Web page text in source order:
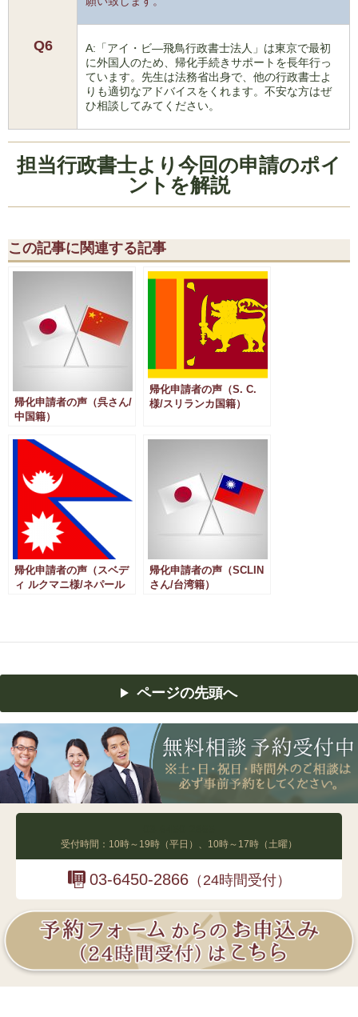
Q6
A:「アイ・ビ―飛鳥行政書士法人」は東京で最初
に外国人のため、帰化手続きサポートを長年行っ
ています。先生は法務省出身で、他の行政書士よ
りも適切なアドバイスをくれます。不安な方はぜ
ひ相談してみてください。
担当行政書士より今回の申請のポイ
ントを解説
この記事に関連する記事
帰化申請者の声（呉さん/
中国籍）
帰化申請者の声（S. C.
様/スリランカ国籍）
帰化申請者の声（スベデ
ィ ルクマニ様/ネパール
帰化申請者の声（SCLIN
さん/台湾籍）
ページの先頭へ
受付時間：10時～19時（平日）、10時～17時（土曜）
03-6450-2866（24時間受付）